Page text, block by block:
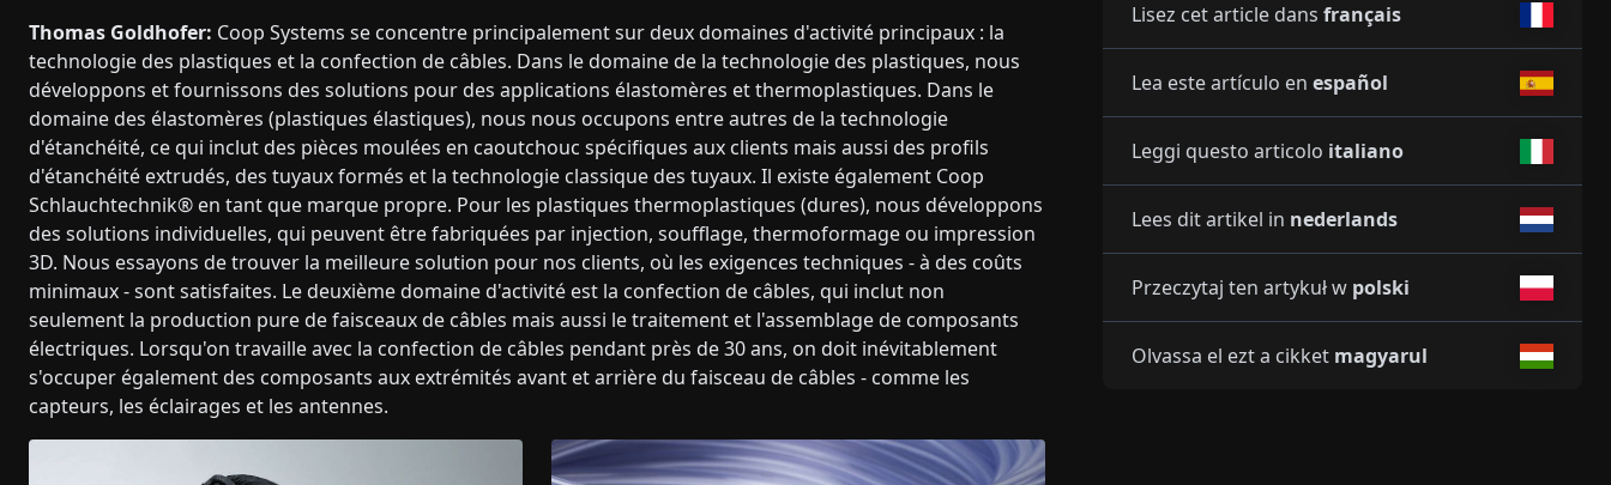
Thomas Goldhofer: Coop Systems se concentre principalement sur deux domaines d'activité principaux : la
technologie des plastiques et la confection de câbles. Dans le domaine de la technologie des plastiques, nous
développons et fournissons des solutions pour des applications élastomères et thermoplastiques. Dans le
domaine des élastomères (plastiques élastiques), nous nous occupons entre autres de la technologie
d'étanchéité, ce qui inclut des pièces moulées en caoutchouc spécifiques aux clients mais aussi des profils
d'étanchéité extrudés, des tuyaux formés et la technologie classique des tuyaux. Il existe également Coop
Schlauchtechnik® en tant que marque propre. Pour les plastiques thermoplastiques (dures), nous développons
des solutions individuelles, qui peuvent être fabriquées par injection, soufflage, thermoformage ou impression
3D. Nous essayons de trouver la meilleure solution pour nos clients, où les exigences techniques - à des coûts
minimaux - sont satisfaites. Le deuxième domaine d'activité est la confection de câbles, qui inclut non
seulement la production pure de faisceaux de câbles mais aussi le traitement et l'assemblage de composants
électriques. Lorsqu'on travaille avec la confection de câbles pendant près de 30 ans, on doit inévitablement
s'occuper également des composants aux extrémités avant et arrière du faisceau de câbles - comme les
capteurs, les éclairages et les antennes.
Lisez cet article dans français
Lea este artículo en español
Leggi questo articolo italiano
Lees dit artikel in nederlands
Przeczytaj ten artykuł w polski
Olvassa el ezt a cikket magyarul